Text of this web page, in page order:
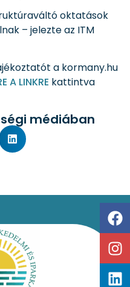
oktatások
– jelezte az ITM
a kormany.hu
A LINKRE kattintva
médiában